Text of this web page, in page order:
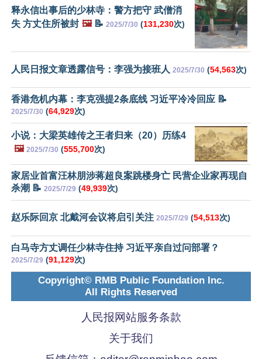
释永信出事后的少林寺：警方把守 武僧消
失 方丈住所被封 🖼️📝 2025/7/30 (131,230次)
人民日报文章透露信号：李强为接班人 2025/7/30 (54,563次)
香港危机内幕：李克强提2条底线 习近平冷冷回应 📝
2025/7/30 (64,929次)
小说：大梁英雄传之王者归来（20）历练4
🖼️ 2025/7/30 (555,700次)
家居业首富汪林朋涉蒋超良案跳楼身亡 民营企业家再现自
杀潮 📝 2025/7/29 (49,939次)
赵乐际回京 北戴河会议将启引关注 2025/7/29 (54,513次)
白马寺方丈调任少林寺住持 习近平亲自过问部署？
2025/7/29 (91,129次)
Copyright© RMB Public Foundation Inc.
All Rights Reserved
人民报网站服务条款
关于我们